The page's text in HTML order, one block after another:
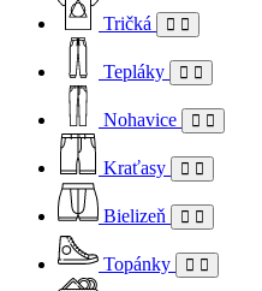
Tričká
Tepláky
Nohavice
Kraťasy
Bielizeň
Topánky